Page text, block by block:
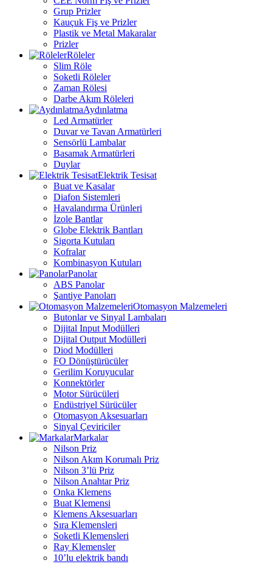
Grup Prizler
Kauçuk Fiş ve Prizler
Plastik ve Metal Makaralar
Prizler
Röleler
Slim Röle
Soketli Röleler
Zaman Rölesi
Darbe Akım Röleleri
Aydınlatma
Led Armatürler
Duvar ve Tavan Armatürleri
Sensörlü Lambalar
Basamak Armatürleri
Duylar
Elektrik Tesisat
Buat ve Kasalar
Diafon Sistemleri
Havalandırma Ürünleri
İzole Bantlar
Globe Elektrik Bantları
Sigorta Kutuları
Kofralar
Kombinasyon Kutuları
Panolar
ABS Panolar
Şantiye Panoları
Otomasyon Malzemeleri
Butonlar ve Sinyal Lambaları
Dijital Input Modülleri
Dijital Output Modülleri
Diod Modülleri
FO Dönüştürücüler
Gerilim Koruyucular
Konnektörler
Motor Sürücüleri
Endüstriyel Sürücüler
Otomasyon Aksesuarları
Sinyal Çeviriciler
Markalar
Nilson Priz
Nilson Akım Korumalı Priz
Nilson 3’lü Priz
Nilson Anahtar Priz
Onka Klemens
Buat Klemensi
Klemens Aksesuarları
Sıra Klemensleri
Soketli Klemensleri
Ray Klemensler
10’lu elektrik bandı